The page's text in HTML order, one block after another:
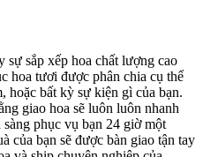
sự sắp xếp hoa chất lượng cao
hoa tươi được phân chia cụ thể
hoặc bất kỳ sự kiện gì của bạn.
giao hoa sẽ luôn luôn nhanh
phục vụ bạn 24 giờ một
của bạn sẽ được bàn giao tận tay